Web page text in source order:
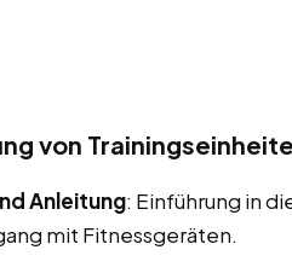
von
Anleitung: Einführung in
mit Fitnessgeräten.